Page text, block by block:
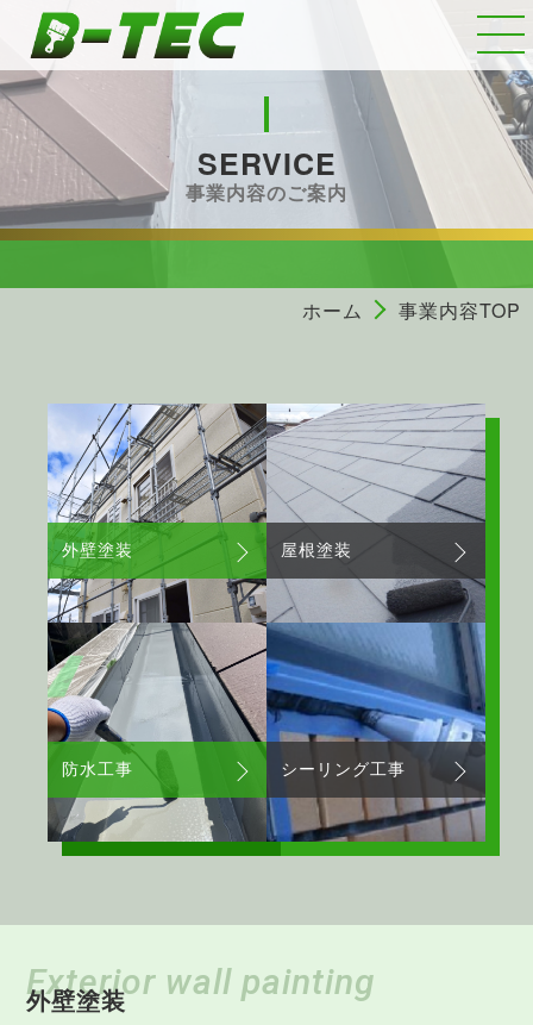
SERVICE
事業内容のご案内
ホーム 事業内容TOP
外壁塗装 屋根塗装
防水工事 シーリング工事
Exterior wall painting
外壁塗装